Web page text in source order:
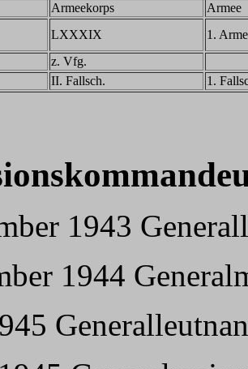
Armeekorps
Armee
LXXXIX
1.
z. Vfg.
II. Fallsch. 1.
1943
1944